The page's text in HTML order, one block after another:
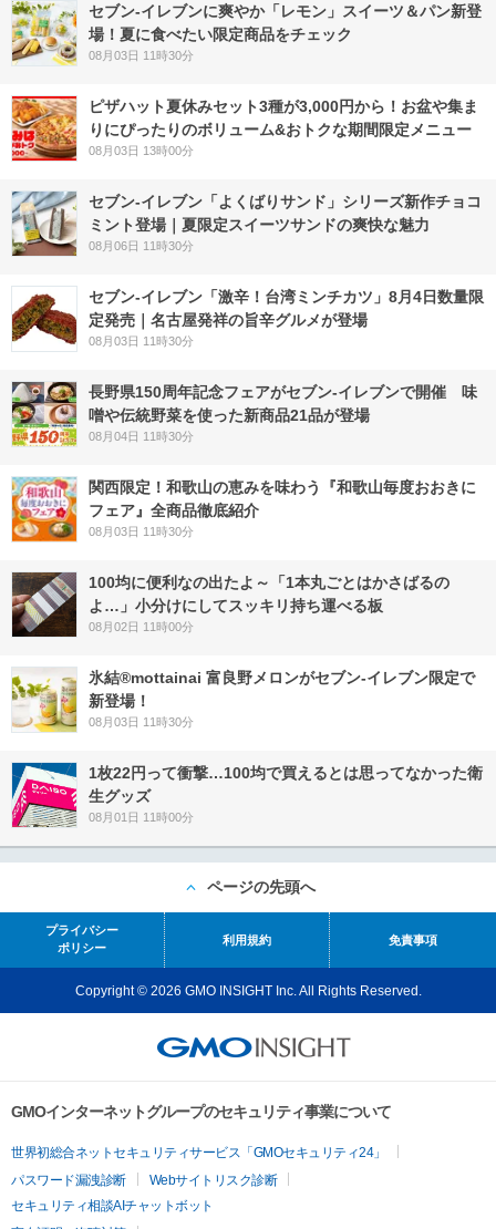
セブン‐イレブンに爽やか「レモン」スイーツ＆パン新登
場！夏に食べたい限定商品をチェック
08月03日 11時30分
ピザハット夏休みセット3種が3,000円から！お盆や集ま
りにぴったりのボリューム&おトクな期間限定メニュー
08月03日 13時00分
セブン‐イレブン「よくばりサンド」シリーズ新作チョコ
ミント登場｜夏限定スイーツサンドの爽快な魅力
08月06日 11時30分
セブン-イレブン「激辛！台湾ミンチカツ」8月4日数量限
定発売｜名古屋発祥の旨辛グルメが登場
08月03日 11時30分
長野県150周年記念フェアがセブン-イレブンで開催 味
噌や伝統野菜を使った新商品21品が登場
08月04日 11時30分
関西限定！和歌山の恵みを味わう『和歌山毎度おおきに
フェア』全商品徹底紹介
08月03日 11時30分
100均に便利なの出たよ～「1本丸ごとはかさばるの
よ…」小分けにしてスッキリ持ち運べる板
08月02日 11時00分
氷結®mottainai 富良野メロンがセブン‐イレブン限定で
新登場！
08月03日 11時30分
1枚22円って衝撃…100均で買えるとは思ってなかった衛
生グッズ
08月01日 11時00分
ページの先頭へ
プライバシー
ポリシー
利用規約 免責事項
Copyright © 2026 GMO INSIGHT Inc. All Rights Reserved.
GMOインターネットグループのセキュリティ事業について
世界初総合ネットセキュリティサービス「GMOセキュリティ24」
パスワード漏洩診断
Webサイトリスク診断
セキュリティ相談AIチャットボット